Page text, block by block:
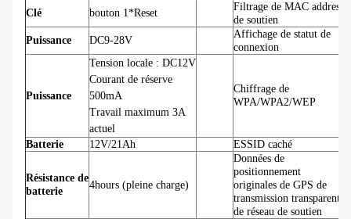
Clé bouton 1*Reset
Filtrage de MAC address
de soutien
Puissance
DC9-28V
Affichage de statut de
connexion
Puissance
Tension locale : DC12V
Courant de réserve
500mA
Travail maximum 3A
actuel
Chiffrage de
WPA/WPA2/WEP
Batterie 12V/21Ah ESSID caché
Résistance de
batterie
4hours (pleine charge)
Données de
positionnement
originales de GPS de
transmission transparente
de réseau de soutien